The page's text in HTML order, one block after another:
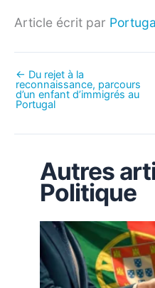
Article écrit par
← Du rejet à la
reconnaissance, parcours
d’un enfant d’immigrés au
Portugal
Autres
Politique